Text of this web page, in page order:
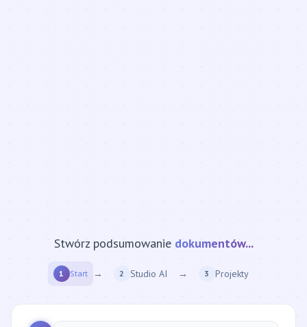
Stwórz podsumowanie strony internetowej...
1 Start → 2 Studio AI → 3 Projekty